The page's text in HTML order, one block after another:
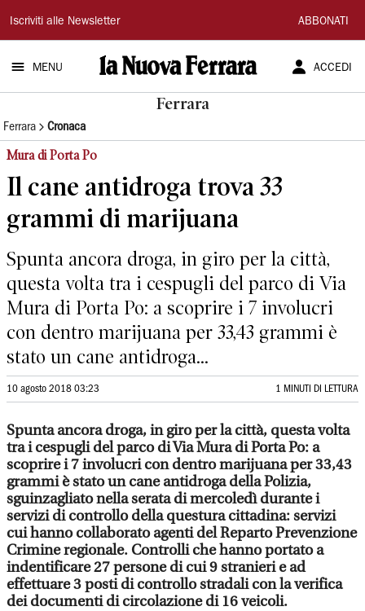
La
Nuova
Ferrara
Iscriviti alle Newsletter ABBONATI
MENU ACCEDI
Ferrara
Ferrara Cronaca
Mura di Porta Po
Il cane antidroga trova 33
grammi di marijuana
Spunta ancora droga, in giro per la città,
questa volta tra i cespugli del parco di Via
Mura di Porta Po: a scoprire i 7 involucri
con dentro marijuana per 33,43 grammi è
stato un cane antidroga...
10 agosto 2018 03:23 1 MINUTI DI LETTURA
Spunta ancora droga, in giro per la città, questa volta
tra i cespugli del parco di Via Mura di Porta Po: a
scoprire i 7 involucri con dentro marijuana per 33,43
grammi è stato un cane antidroga della Polizia,
sguinzagliato nella serata di mercoledì durante i
servizi di controllo della questura cittadina: servizi
cui hanno collaborato agenti del Reparto Prevenzione
Crimine regionale. Controlli che hanno portato a
indentificare 27 persone di cui 9 stranieri e ad
effettuare 3 posti di controllo stradali con la verifica
dei documenti di circolazione di 16 veicoli.